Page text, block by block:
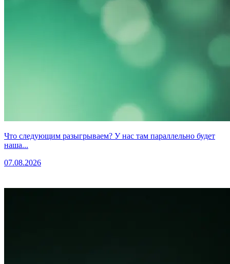
Что следующим разыгрываем? У нас там параллельно будет
наша...
07.08.2026